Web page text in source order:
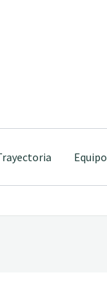
Equipo